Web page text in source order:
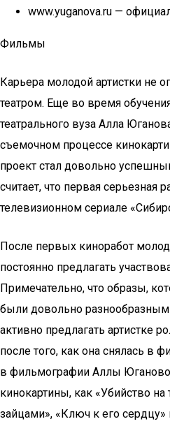
www.yuganova.ru —
Фильмы
Карьера молодой артистки не
театром. Еще во время
театрального вуза Алла
съемочном процессе
проект стал довольно
считает, что первая серьезная
телевизионном сериале
После первых киноработ
постоянно предлагать
Примечательно, что образы,
были довольно
активно предлагать артистке
после того, как она снялась в
в фильмографии Аллы
кинокартины, как «Убийство на
зайцами», «Ключ к его сердцу»